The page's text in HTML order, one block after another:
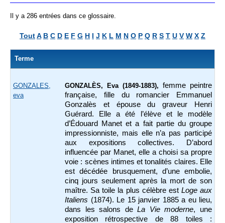
Il y a 286 entrées dans ce glossaire.
ToutA B C D E F G H I J K L M N O P Q R S T U V W X Z
Terme
GONZALES,
eva
GONZALÈS, Eva (1849-1883), femme peintre
française, fille du romancier Emmanuel
Gonzalès et épouse du graveur Henri
Guérard. Elle a été l’élève et le modèle
d’Édouard Manet et a fait partie du groupe
impressionniste, mais elle n’a pas participé
aux expositions collectives. D’abord
influencée par Manet, elle a choisi sa propre
voie : scènes intimes et tonalités claires. Elle
est décédée brusquement, d’une embolie,
cinq jours seulement après la mort de son
maître. Sa toile la plus célèbre est Loge aux
Italiens (1874). Le 15 janvier 1885 a eu lieu,
dans les salons deLa Vie moderne, une
exposition rétrospective de 88 toiles :